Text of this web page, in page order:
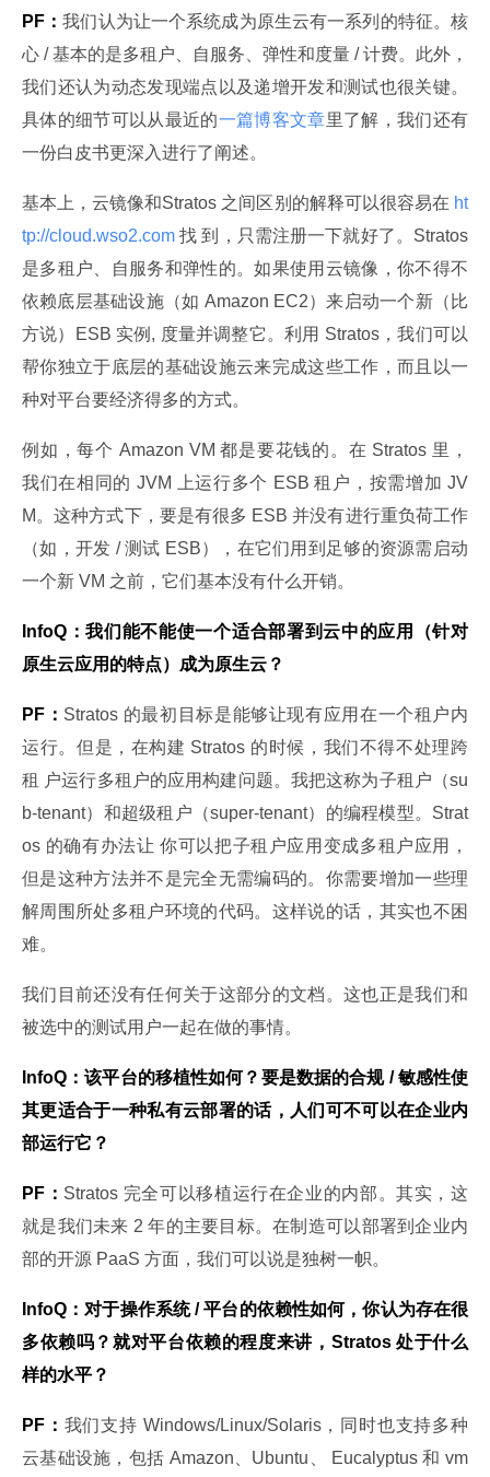
PF：我们认为让一个系统成为原生云有一系列的特征。核
心 / 基本的是多租户、自服务、弹性和度量 / 计费。此外，
我们还认为动态发现端点以及递增开发和测试也很关键。
具体的细节可以从最近的一篇博客文章里了解，我们还有
一份白皮书更深入进行了阐述。
基本上，云镜像和Stratos 之间区别的解释可以很容易在 ht
tp://cloud.wso2.com 找 到，只需注册一下就好了。Stratos
是多租户、自服务和弹性的。如果使用云镜像，你不得不
依赖底层基础设施（如 Amazon EC2）来启动一个新（比
方说）ESB 实例, 度量并调整它。利用 Stratos，我们可以
帮你独立于底层的基础设施云来完成这些工作，而且以一
种对平台要经济得多的方式。
例如，每个 Amazon VM 都是要花钱的。在 Stratos 里，
我们在相同的 JVM 上运行多个 ESB 租户，按需增加 JV
M。这种方式下，要是有很多 ESB 并没有进行重负荷工作
（如，开发 / 测试 ESB），在它们用到足够的资源需启动
一个新 VM 之前，它们基本没有什么开销。
InfoQ：我们能不能使一个适合部署到云中的应用（针对
原生云应用的特点）成为原生云？
PF： Stratos 的最初目标是能够让现有应用在一个租户内
运行。但是，在构建 Stratos 的时候，我们不得不处理跨
租 户运行多租户的应用构建问题。我把这称为子租户（su
b-tenant）和超级租户（super-tenant）的编程模型。Strat
os 的确有办法让 你可以把子租户应用变成多租户应用，
但是这种方法并不是完全无需编码的。你需要增加一些理
解周围所处多租户环境的代码。这样说的话，其实也不困
难。
我们目前还没有任何关于这部分的文档。这也正是我们和
被选中的测试用户一起在做的事情。
InfoQ：该平台的移植性如何？要是数据的合规 / 敏感性使
其更适合于一种私有云部署的话，人们可不可以在企业内
部运行它？
PF： Stratos 完全可以移植运行在企业的内部。其实，这
就是我们未来 2 年的主要目标。在制造可以部署到企业内
部的开源 PaaS 方面，我们可以说是独树一帜。
InfoQ：对于操作系统 / 平台的依赖性如何，你认为存在很
多依赖吗？就对平台依赖的程度来讲，Stratos 处于什么
样的水平？
PF： 我们支持 Windows/Linux/Solaris，同时也支持多种
云基础设施，包括 Amazon、Ubuntu、 Eucalyptus 和 vm